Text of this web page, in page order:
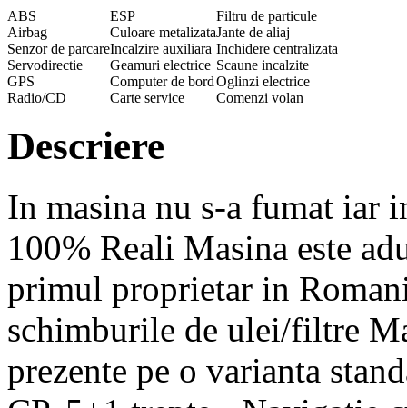
ABS ESP
Filtru de particule
Airbag
Culoare metalizataJante de aliaj
Senzor de parcareIncalzire auxiliara Inchidere centralizata
Servodirectie
Geamuri electrice Scaune incalzite
GPS
Computer de bordOglinzi electrice
Radio/CD
Carte service Comenzi volan
Descriere
In masina nu s-a fumat
100% Reali Masina este
primul proprietar in
schimburile de ulei/filtre
prezente pe o varianta